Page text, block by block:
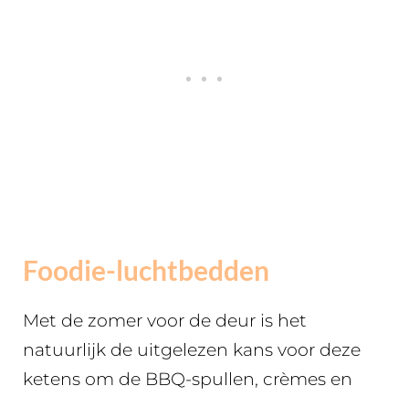
Foodie-luchtbedden
Met de zomer voor de deur is het
natuurlijk de uitgelezen kans voor deze
ketens om de BBQ-spullen, crèmes en